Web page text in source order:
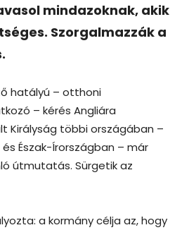
mindazoknak, akik
Szorgalmazzák a
hatályú – otthoni
– kérés Angliára
Királyság többi országában –
Észak-Írországban – már
útmutatás. Sürgetik az
a kormány célja az, hogy